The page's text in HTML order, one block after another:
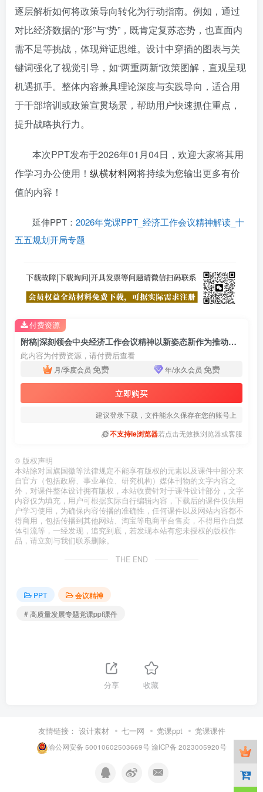
逐层解析如何将政策导向转化为行动指南。例如，通过
对比经济数据的“形”与“势”，既肯定复苏态势，也直面内
需不足等挑战，体现辩证思维。设计中穿插的图表与关
键词强化了视觉引导，如“两重两新”政策图解，直观呈现
机遇抓手。整体内容兼具理论深度与实践导向，适合用
于干部培训或政策宣贯场景，帮助用户快速抓住重点，
提升战略执行力。
本次PPT发布于2026年01月04日，欢迎大家将其用
作学习办公使用！ 纵横材料网将持续为您输出更多有价
值的内容！
延伸PPT： 2026年党课PPT_经济工作会议精神解读_十
五五规划开局专题
附稿|深刻领会中央经济工作会议精神以新姿态新作为推动高质量发展党课ppt课件
此内容为付费资源，请付费后查看
月/季度会员 免费 年/永久会员 免费
立即购买
建议登录下载，文件能永久保存在您的账号上
不支持ie浏览器若点击无效换浏览器或客服
付费资源
© 版权声明
本站除对国旗国徽等法律规定不能享有版权的元素以及课件中部分来
自官方（包括政府、事业单位、研究机构）媒体刊物的文字内容之
外，对课件整体设计拥有版权，本站收费针对于课件设计部分，文字
内容仅为填充，用户可根据实际自行编辑内容，下载后的课件仅供用
户学习使用，为确保内容传播的准确性，任何课件以及网站内容都不
得商用，包括传播到其他网站、淘宝等电商平台售卖，不得用作自媒
体引流等，一经发现，追究到底，若发现本站有您未授权的版权作
品，请立刻与我们联系删除。
THE END
PPT
会议精神
# 高质量发展专题党课ppt课件
分享 收藏
友情链接： 设计素材 七一网 党课ppt 党课课件
渝公网安备 50010602503669号渝ICP备 2023005920号